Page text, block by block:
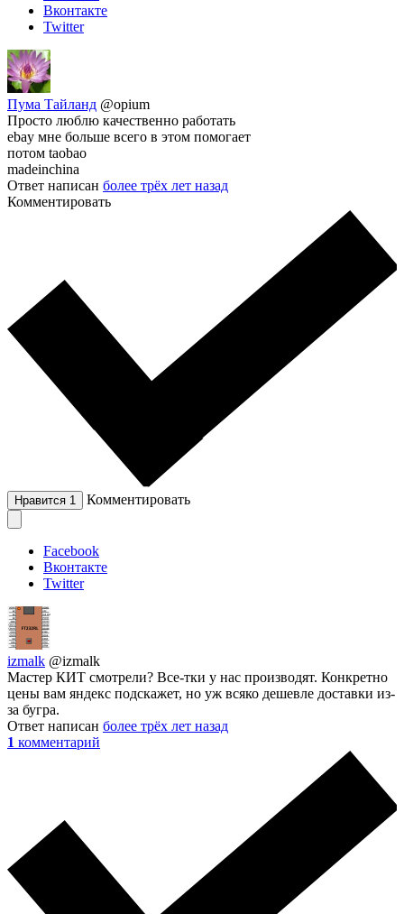
Вконтакте
Twitter
Пума Тайланд @opium
Просто люблю качественно работать
ebay мне больше всего в этом помогает
потом taobao
madeinchina
Ответ написан более трёх лет назад
Комментировать
Нравится 1 Комментировать
Facebook
Вконтакте
Twitter
izmalk @izmalk
Мастер КИТ смотрели? Все-тки у нас производят. Конкретно
цены вам яндекс подскажет, но уж всяко дешевле доставки из-
за бугра.
Ответ написан более трёх лет назад
1 комментарий